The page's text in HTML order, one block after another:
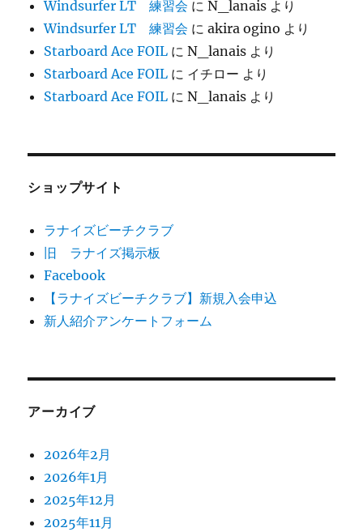
Windsurfer LT 練習会 にN_lanais より
Windsurfer LT 練習会 にakira ogino より
Starboard Ace FOIL にN_lanais より
Starboard Ace FOIL に イチロー より
Starboard Ace FOIL にN_lanais より
ショップサイト
ラナイズビーチクラブ
旧 ラナイズ掲示板
Facebook
【ラナイズビーチクラブ】新規入会申込
新人紹介アンケートフォーム
アーカイブ
2026年2月
2026年1月
2025年12月
2025年11月